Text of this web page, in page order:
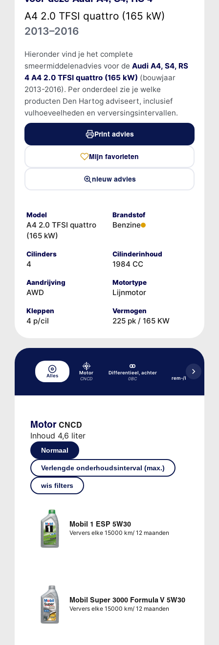
A4 2.0 TFSI quattro (165 kW)
2013–2016
Hieronder vind je het complete
smeermiddelenadvies voor de Audi A4, S4, RS
4 A4 2.0 TFSI quattro (165 kW) (bouwjaar
2013-2016). Per onderdeel zie je welke
producten Den Hartog adviseert, inclusief
vulhoeveelheden en verversingsintervallen.
Print advies
Mijn favorieten
nieuw advies
Model
A4 2.0 TFSI quattro
(165 kW)
Brandstof
Benzine
Cilinders
4
Cilinderinhoud
1984 CC
Aandrijving
AWD
Motortype
Lijnmotor
Kleppen
4 p/cil
Vermogen
225 pk / 165 KW
Alles
Motor
CNCD
Differentieel, achter
0BC
Hydraulisch
rem-/
Motor CNCD
Inhoud 4,6 liter
Normaal
Verlengde onderhoudsinterval (max.)
wis filters
Mobil 1 ESP 5W30
Ververs elke 15000 km/ 12 maanden
Mobil Super 3000 Formula V 5W30
Ververs elke 15000 km/ 12 maanden